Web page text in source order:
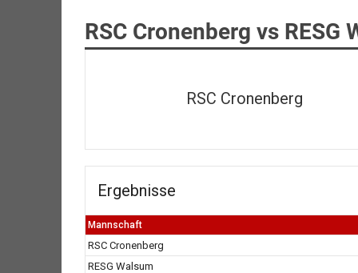
RSC Cronenberg vs RESG
RSC Cronenberg
Ergebnisse
Mannschaft
RSC Cronenberg
RESG Walsum